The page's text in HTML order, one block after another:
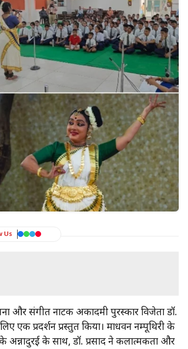
Us
और संगीत नाटक अकादमी पुरस्कार विजेता डॉ.
एक प्रदर्शन प्रस्तुत किया। माधवन नम्पूथिरी के
के साथ, डॉ. प्रसाद ने कलात्मकता और